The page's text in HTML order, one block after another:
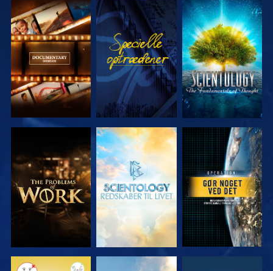
UDFORSK
SERIEN
SE
UDFORSK
SERIEN
UDFORSK
SERIEN
UDFORSK
SERIEN
SE